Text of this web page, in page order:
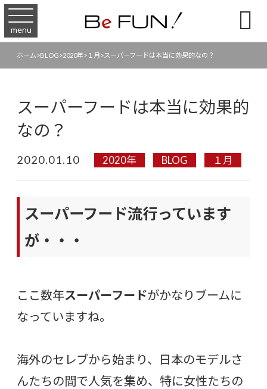
menu 
ホーム >BLOG >2020年 > １月 >スーパーフードは本当に効果的なの？
スーパーフードは本当に効果的
なの？
2020.01.10 2020年 BLOG １月
スーパーフード流行っています
が・・・
ここ数年スーパーフードがかなりブームに
なっていますね。
海外のセレブから始まり、日本のモデルさ
んたちの間で人気を集め、特に女性たちの